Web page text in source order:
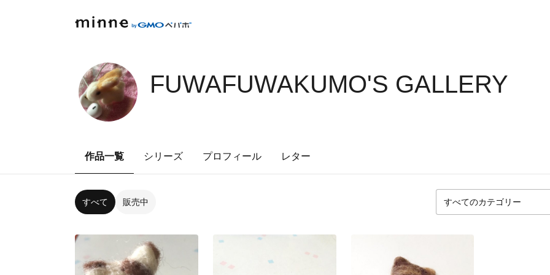
FUWAFUWAKUMO'S GALLERY
作品一覧 シリーズ プロフィール レター
すべて 販売中